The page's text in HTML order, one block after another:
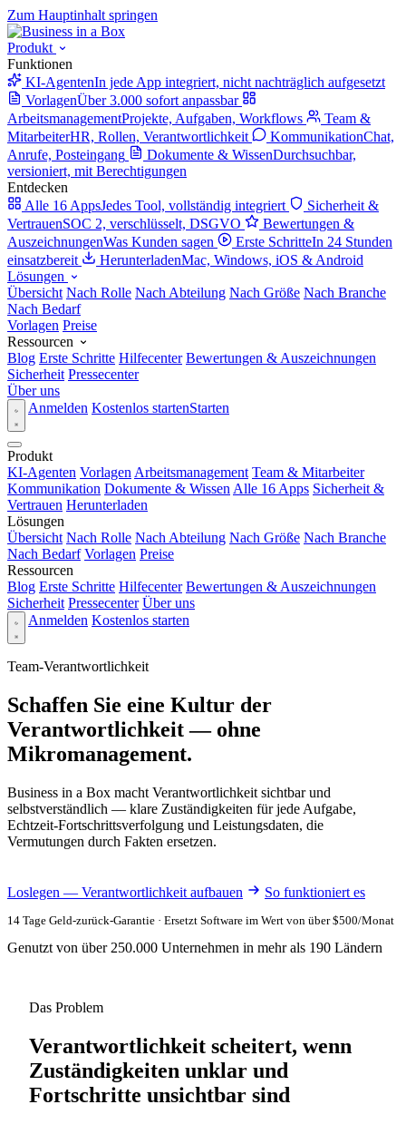
Zum Hauptinhalt springen
Produkt
Funktionen
KI-AgentenIn jede App integriert, nicht nachträglich aufgesetzt
VorlagenÜber 3.000 sofort anpassbar
ArbeitsmanagementProjekte, Aufgaben, Workflows
Team &
MitarbeiterHR, Rollen, Verantwortlichkeit KommunikationChat,
Anrufe, Posteingang
Dokumente & WissenDurchsuchbar,
versioniert, mit Berechtigungen
Entdecken
Alle 16 AppsJedes Tool, vollständig integriert
Sicherheit &
VertrauenSOC 2, verschlüsselt, DSGVO
Bewertungen &
AuszeichnungenWas Kunden sagen Erste SchritteIn 24 Stunden
einsatzbereit
HerunterladenMac, Windows, iOS & Android
Lösungen
Übersicht Nach Rolle Nach Abteilung Nach Größe Nach Branche
Nach Bedarf
Vorlagen Preise
Ressourcen
Blog Erste Schritte Hilfecenter Bewertungen & Auszeichnungen
Sicherheit Pressecenter
Über uns
Anmelden Kostenlos startenStarten
Produkt
KI-Agenten Vorlagen Arbeitsmanagement Team & Mitarbeiter
Kommunikation Dokumente & Wissen Alle 16 Apps Sicherheit &
Vertrauen Herunterladen
Lösungen
Übersicht Nach Rolle Nach Abteilung Nach Größe Nach Branche
Nach Bedarf Vorlagen Preise
Ressourcen
Blog Erste Schritte Hilfecenter Bewertungen & Auszeichnungen
Sicherheit Pressecenter Über uns
Anmelden Kostenlos starten
Team-Verantwortlichkeit
Schaffen Sie eine Kultur der
Verantwortlichkeit — ohne
Mikromanagement.
Business in a Box macht Verantwortlichkeit sichtbar und
selbstverständlich — klare Zuständigkeiten für jede Aufgabe,
Echtzeit-Fortschrittsverfolgung und Leistungsdaten, die
Vermutungen durch Fakten ersetzen.
Loslegen — Verantwortlichkeit aufbauen So funktioniert es
14 Tage Geld-zurück-Garantie · Ersetzt Software im Wert von über $500/Monat
Genutzt von über 250.000 Unternehmen in mehr als 190 Ländern
Das Problem
Verantwortlichkeit scheitert, wenn
Zuständigkeiten unklar und
Fortschritte unsichtbar sind